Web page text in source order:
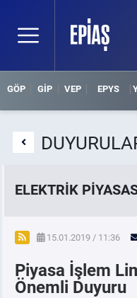
GÖP GİP VEP EPYS
ELEKTRİK
SPOT ELEKTRİK
ÖRNEK FİNANS
15.01.2019 / 11:36
Piyasa İşlem
Önemli Duyuru